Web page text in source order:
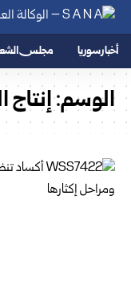
أخبار سوريا مجلس
الوسم:إنتاج